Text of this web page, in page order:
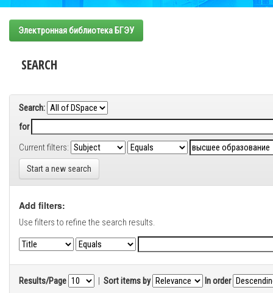
Электронная библиотека БГЭУ
SEARCH
Search:
for
Current filters:
Start a new search
Add filters:
Use filters to refine the search results.
Results/Page | Sort items by In order